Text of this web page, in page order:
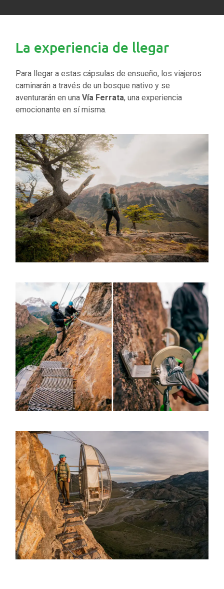
La experiencia de llegar
Para llegar a estas cápsulas de ensueño, los viajeros
caminarán a través de un bosque nativo y se
aventurarán en una Vía Ferrata, una experiencia
emocionante en sí misma.